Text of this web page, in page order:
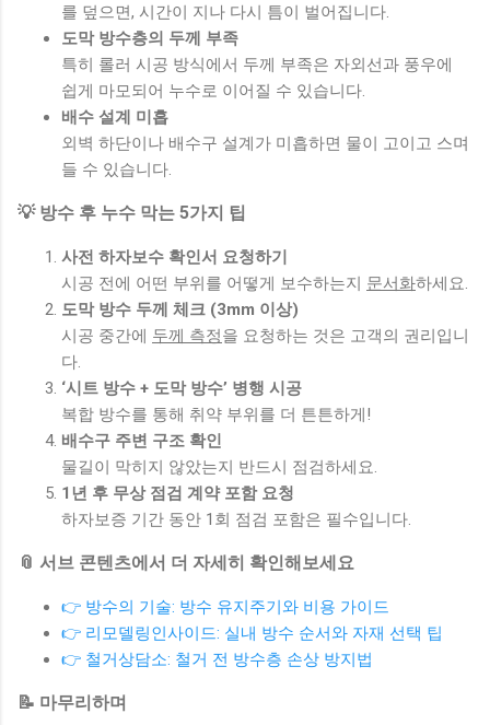
를 덮으면, 시간이 지나 다시 틈이 벌어집니다.
도막 방수층의 두께 부족
특히 롤러 시공 방식에서 두께 부족은 자외선과 풍우에
쉽게 마모되어 누수로 이어질 수 있습니다.
배수 설계 미흡
외벽 하단이나 배수구 설계가 미흡하면 물이 고이고 스며
들 수 있습니다.
💡 방수 후 누수 막는 5가지 팁
사전 하자보수 확인서 요청하기
시공 전에 어떤 부위를 어떻게 보수하는지 문서화하세요.
도막 방수 두께 체크 (3mm 이상)
시공 중간에 두께 측정을 요청하는 것은 고객의 권리입니
다.
‘시트 방수 + 도막 방수’ 병행 시공
복합 방수를 통해 취약 부위를 더 튼튼하게!
배수구 주변 구조 확인
물길이 막히지 않았는지 반드시 점검하세요.
1년 후 무상 점검 계약 포함 요청
하자보증 기간 동안 1회 점검 포함은 필수입니다.
📎 서브 콘텐츠에서 더 자세히 확인해보세요
👉 방수의 기술: 방수 유지주기와 비용 가이드
👉 리모델링인사이드: 실내 방수 순서와 자재 선택 팁
👉 철거상담소: 철거 전 방수층 손상 방지법
📝 마무리하며